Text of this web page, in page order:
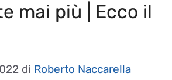
mai più | Ecco il
di Roberto Naccarella